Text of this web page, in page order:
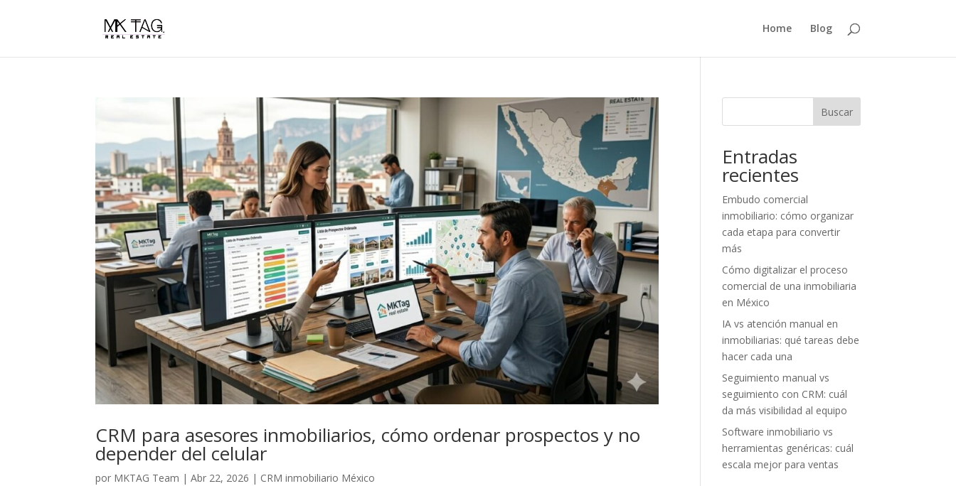
Home Blog
CRM para asesores inmobiliarios, cómo ordenar prospectos y no
depender del celular
por MKTAG Team |Abr 22, 2026 | CRM inmobiliario México
Buscar
Entradas
recientes
Embudo comercial
inmobiliario: cómo organizar
cada etapa para convertir
más
Cómo digitalizar el proceso
comercial de una inmobiliaria
en México
IA vs atención manual en
inmobiliarias: qué tareas debe
hacer cada una
Seguimiento manual vs
seguimiento con CRM: cuál
da más visibilidad al equipo
Software inmobiliario vs
herramientas genéricas: cuál
escala mejor para ventas